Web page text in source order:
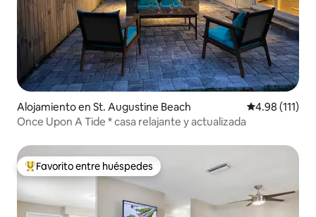
Alojamiento en St. Augustine Beach Calificación
4.98 (111)
Once Upon A Tide * casa relajante y actualizada
Favorito entre huéspedes preferido
Favorito entre huéspedes